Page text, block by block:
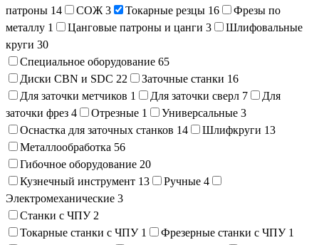
патроны 14 СОЖ 3 Токарные резцы 16
Фрезы по
металлу 1 Цанговые патроны и цанги 3
Шлифовальные
круги 30
Специальное оборудование 65
Диски CBN и SDC 22 Заточные станки 16
Для заточки метчиков 1 Для заточки сверл 7
Для
заточки фрез 4 Отрезные 1 Универсальные 3
Оснастка для заточных станков 14 Шлифкруги 13
Металлообработка 56
Гибочное оборудование 20
Кузнечный инструмент 13 Ручные 4
Электромеханические 3
Станки с ЧПУ 2
Токарные станки с ЧПУ 1 Фрезерные станки с ЧПУ 1